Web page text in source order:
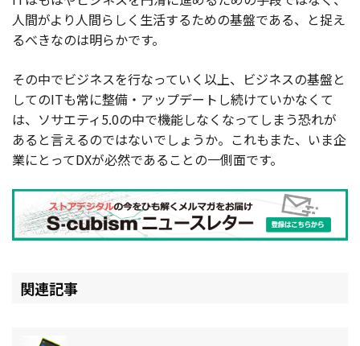
人間がより人間らしく生活するための基盤である、と捉え
るべきなのは明らかです。
その中でビジネスを行なっていく以上、ビジネスの基盤と
してのITも常に整備・アップデートし続けていかなくて
は、ソサエティ5.0の中で機能しなくなってしまう恐れが
あると言えるのではないでしょうか。これもまた、いま企
業にとってDXが必然であることの一側面です。
関連記事